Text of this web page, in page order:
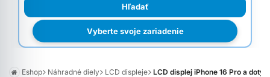
Vyberte svoje zariadenie
Eshop Náhradné diely LCD displeje LCD displej iPhone 16 Pro a